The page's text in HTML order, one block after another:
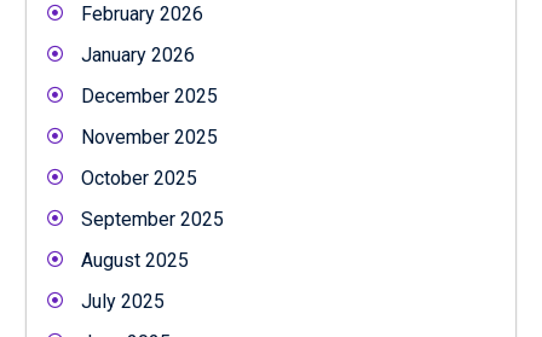
February 2026
January 2026
December 2025
November 2025
October 2025
September 2025
August 2025
July 2025